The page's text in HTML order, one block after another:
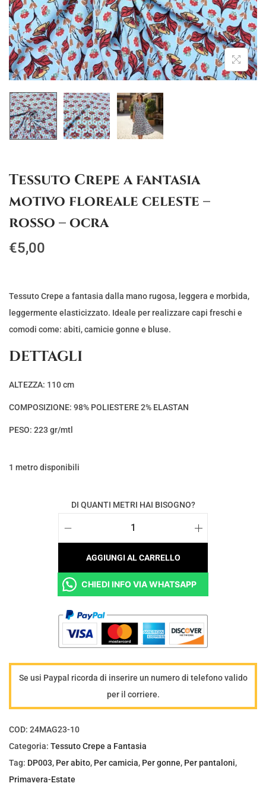
g
a
z
i
o
n
e
u
t
o
Tessuto Crepe a fantasia
motivo floreale celeste –
rosso – ocra
€5,00
Tessuto Crepe a fantasia dalla mano rugosa, leggera e morbida,
leggermente elasticizzato. Ideale per realizzare capi freschi e
comodi come: abiti, camicie gonne e bluse.
DETTAGLI
ALTEZZA: 110 cm
COMPOSIZIONE: 98% POLIESTERE 2% ELASTAN
PESO: 223 gr/mtl
1 metro disponibili
DI QUANTI METRI HAI BISOGNO?
s
t
o
r
f
a
AGGIUNGI AL CARRELLO
CHIEDI INFO VIA WHATSAPP
Se usi Paypal ricorda di inserire un numero di telefono valido
per il corriere.
COD: 24MAG23-10
Categoria: Tessuto Crepe a Fantasia
Tag: DP003, Per abito, Per camicia, Per gonne, Per pantaloni,
Primavera-Estate